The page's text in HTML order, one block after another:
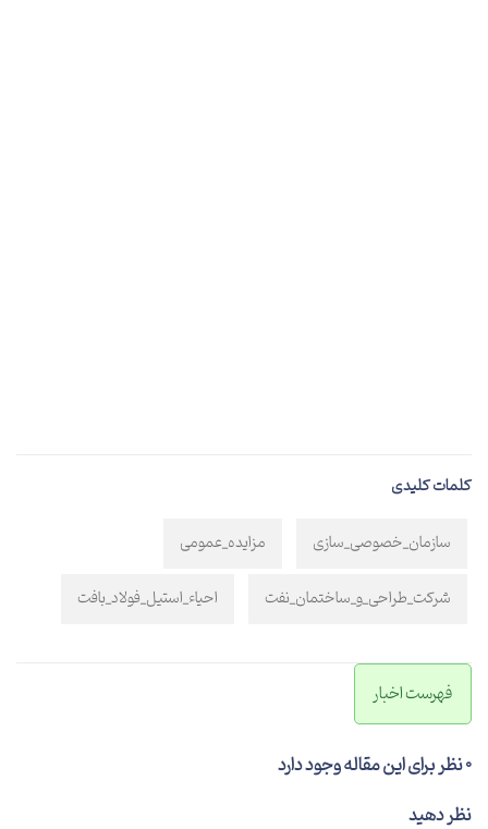
کلمات کلیدی
سازمان_خصوصی_سازی مزایده_عمومی
شرکت_طراحی_و_ساختمان_نفت احیاء_استیل_فولاد_بافت
فهرست اخبار
0 نظر برای این مقاله وجود دارد
نظر دهید